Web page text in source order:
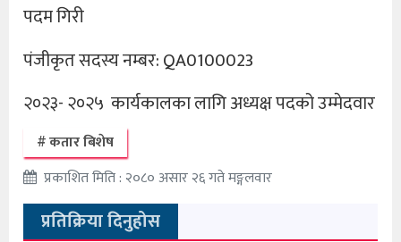
पदम गिरी
पंजीकृत सदस्य नम्बर: QA0100023
२०२३- २०२५ कार्यकालका लागि अध्यक्ष पदको उम्मेदवार
कतार बिशेष
प्रकाशित मिति : २०८० असार २६ गते मङ्गलवार
प्रतिक्रिया दिनुहोस